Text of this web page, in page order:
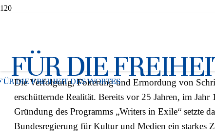
FÜR DIE
DIE FREIHEIT DES WORTES
22.01.2025
Die Verfolgung, Folterung und Ermordung von
erschütternde Realität. Bereits vor 25 Jahren, im
Gründung des Programms „Writers in Exile“ setzte
Bundesregierung für Kultur und Medien ein starkes